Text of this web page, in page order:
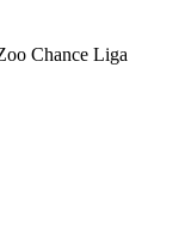
Chance Liga